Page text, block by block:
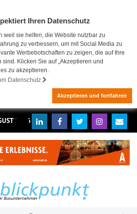
Ihren Datenschutz
weil sie helfen, die Website nutzbar zu
zu verbessern, um mit Social Media zu
Werbebotschaften zu zeigen, die auf Ihre
sind. Klicken Sie auf „Akzeptieren und
zu akzeptieren.
Datenschutz
Akzeptieren und fortfahren
2026